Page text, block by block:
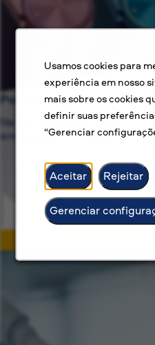
Usamos cookies para
experiência em nosso
mais sobre os cookies
definir suas
“Gerenciar
Aceitar Rejeitar
Gerenciar
Por que a BAT?
Na BAT, estamos
empregos — oferecemos